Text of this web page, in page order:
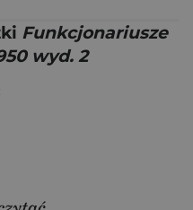
Funkcjonariusze
wyd. 2